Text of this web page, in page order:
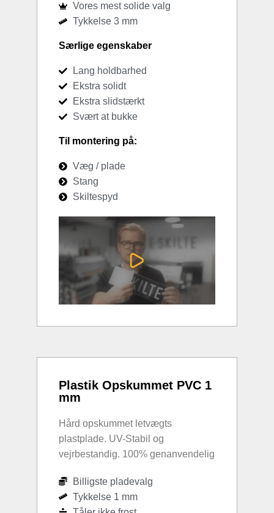
Vores mest solide valg
Tykkelse 3 mm
Særlige egenskaber
Lang holdbarhed
Ekstra solidt
Ekstra slidstærkt
Svært at bukke
Til montering på:
Væg / plade
Stang
Skiltespyd
Plastik Opskummet PVC 1
mm
Hård opskummet letvægts
plastplade. UV-Stabil og
vejrbestandig. 100% genanvendelig
Billigste pladevalg
Tykkelse 1 mm